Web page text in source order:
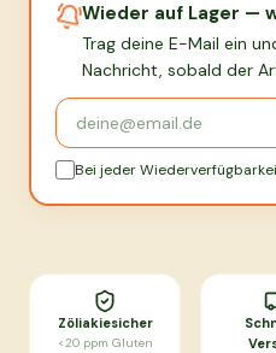
Wieder auf Lager —
Trag deine E-Mail ein
Nachricht, sobald der
Bei jeder
Zöliakiesicher
<20 ppm Gluten